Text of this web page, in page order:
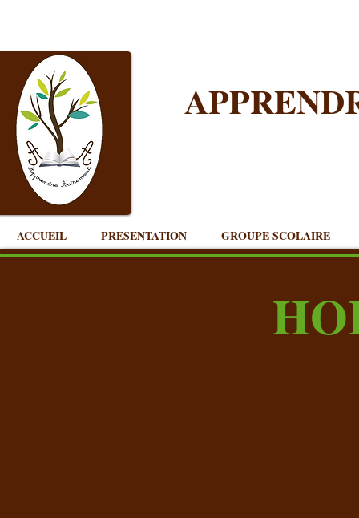
ACCUEIL PRESENTATION GROUPE SCOLAIRE